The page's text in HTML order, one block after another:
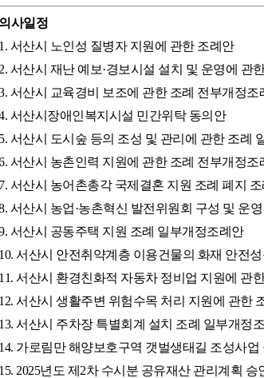
의사일정
1. 서산시 노인성 질병자 지원에 관한 조례안
2. 서산시 재난 예보·경보시설 설치 및 운영에 관
서산시 교육경비 보조에 관한 조례 전부개정조
서산시장애인복지시설 민간위탁 동의안
5. 서산시 도시숲 등의 조성 및 관리에 관한 조례
서산시 농촌인력 지원에 관한 조례 전부개정조
7. 서산시 농어촌총각 국제결혼 지원 조례 폐지
서산시 농업·농촌혁신 발전위원회 구성 및 운
서산시 공동주택 지원 조례 일부개정조례안
10. 서산시 안전취약계층 이용건물의 화재 안전
11. 서산시 환경친화적 자동차 정비업 지원에 관
12. 서산시 생활주변 위험수목 처리 지원에 관한
13. 서산시 주차장 특별회계 설치 조례 일부개정
14. 가로림만 해양보호구역 갯벌생태길 조성사
15. 2025년도 제2차 수시분 공유재산 관리계획 승